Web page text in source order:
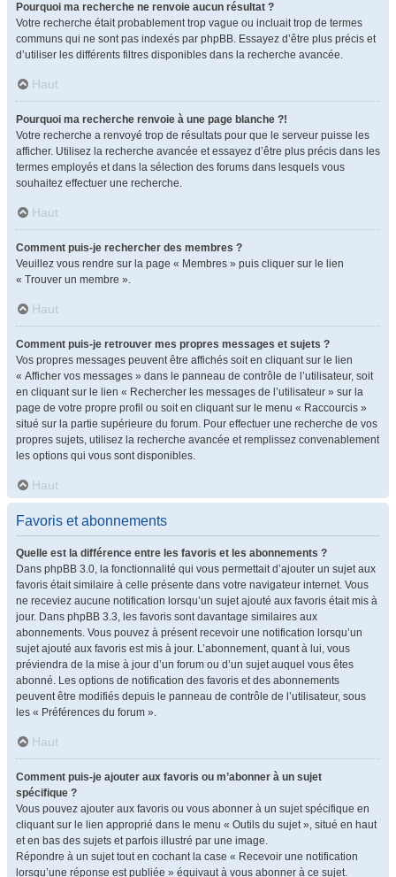
Pourquoi ma recherche ne renvoie aucun résultat ?
Votre recherche était probablement trop vague ou incluait trop de termes
communs qui ne sont pas indexés par phpBB. Essayez d’être plus précis et
d’utiliser les différents filtres disponibles dans la recherche avancée.
Haut
Pourquoi ma recherche renvoie à une page blanche ?!
Votre recherche a renvoyé trop de résultats pour que le serveur puisse les
afficher. Utilisez la recherche avancée et essayez d’être plus précis dans les
termes employés et dans la sélection des forums dans lesquels vous
souhaitez effectuer une recherche.
Haut
Comment puis-je rechercher des membres ?
Veuillez vous rendre sur la page « Membres » puis cliquer sur le lien
« Trouver un membre ».
Haut
Comment puis-je retrouver mes propres messages et sujets ?
Vos propres messages peuvent être affichés soit en cliquant sur le lien
« Afficher vos messages » dans le panneau de contrôle de l’utilisateur, soit
en cliquant sur le lien « Rechercher les messages de l’utilisateur » sur la
page de votre propre profil ou soit en cliquant sur le menu « Raccourcis »
situé sur la partie supérieure du forum. Pour effectuer une recherche de vos
propres sujets, utilisez la recherche avancée et remplissez convenablement
les options qui vous sont disponibles.
Haut
Favoris et abonnements
Quelle est la différence entre les favoris et les abonnements ?
Dans phpBB 3.0, la fonctionnalité qui vous permettait d’ajouter un sujet aux
favoris était similaire à celle présente dans votre navigateur internet. Vous
ne receviez aucune notification lorsqu’un sujet ajouté aux favoris était mis à
jour. Dans phpBB 3.3, les favoris sont davantage similaires aux
abonnements. Vous pouvez à présent recevoir une notification lorsqu’un
sujet ajouté aux favoris est mis à jour. L’abonnement, quant à lui, vous
préviendra de la mise à jour d’un forum ou d’un sujet auquel vous êtes
abonné. Les options de notification des favoris et des abonnements
peuvent être modifiés depuis le panneau de contrôle de l’utilisateur, sous
les « Préférences du forum ».
Haut
Comment puis-je ajouter aux favoris ou m’abonner à un sujet
spécifique ?
Vous pouvez ajouter aux favoris ou vous abonner à un sujet spécifique en
cliquant sur le lien approprié dans le menu « Outils du sujet », situé en haut
et en bas des sujets et parfois illustré par une image.
Répondre à un sujet tout en cochant la case « Recevoir une notification
lorsqu’une réponse est publiée » équivaut à vous abonner à ce sujet.